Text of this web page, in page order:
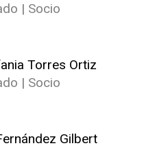
| Socio
Torres Ortiz
| Socio
Gilbert